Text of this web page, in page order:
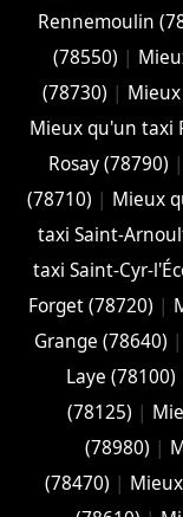
Rennemoulin
(78550) |
(78730) |
Mieux qu'un taxi
Rosay (78790) |
(78710) | Mieux
taxi Saint-
taxi Saint-Cyr-
Forget (78720) |
Grange (78640) |
Laye (78100)
(78125) |
(78980) |
(78470) |